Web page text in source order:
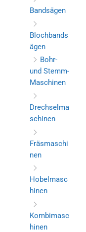
Bandsägen
Blochbands
ägen
Bohr-
und Stemm-
Maschinen
Drechselma
schinen
Fräsmaschi
nen
Hobelmasc
hinen
Kombimasc
hinen